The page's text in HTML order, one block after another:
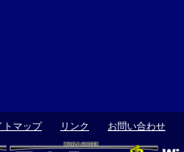
トマップ リンク お問い合わせ